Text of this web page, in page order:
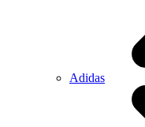
Adidas